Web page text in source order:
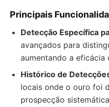
Principais
Detecção Específica
avançados para
aumentando a eficácia
Histórico de
locais onde o ouro foi
prospecção